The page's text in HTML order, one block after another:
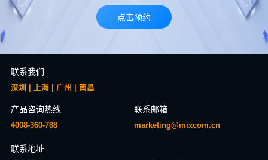
点击预约
联系我们
深圳 | 上海 | 广州 | 南昌
产品咨询热线
4008-360-788
联系邮箱
marketing@mixcom.cn
联系地址